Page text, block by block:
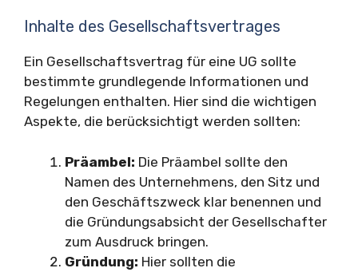
Inhalte des Gesellschaftsvertrages
Ein Gesellschaftsvertrag für eine UG sollte
bestimmte grundlegende Informationen und
Regelungen enthalten. Hier sind die wichtigen
Aspekte, die berücksichtigt werden sollten:
Präambel: Die Präambel sollte den
Namen des Unternehmens, den Sitz und
den Geschäftszweck klar benennen und
die Gründungsabsicht der Gesellschafter
zum Ausdruck bringen.
Gründung: Hier sollten die